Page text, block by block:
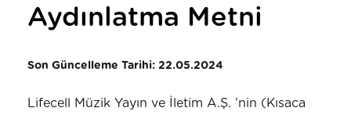
Aydınlatma Metni
Son Güncelleme Tarihi: 22.05.2024
Lifecell Müzik Yayın ve İletim A.Ş. ’nin (Kısaca